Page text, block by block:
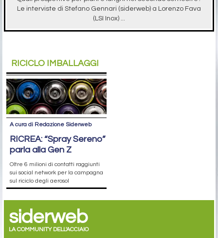
Le interviste di Stefano Gennari (siderweb) a Lorenzo Fava
(LSI Inox) ...
RICICLO IMBALLAGGI
A cura di Redazione Siderweb
RICREA: “Spray Sereno”
parla alla Gen Z
Oltre 6 milioni di contatti raggiunti
sui social network per la campagna
sul riciclo degli aerosol
siderweb
LA COMMUNITY DELL'ACCIAIO